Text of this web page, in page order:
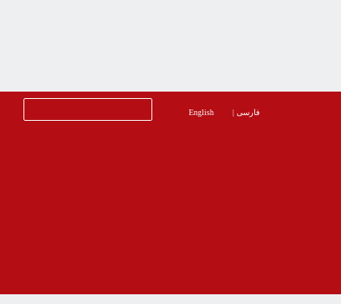
فارسی |
English